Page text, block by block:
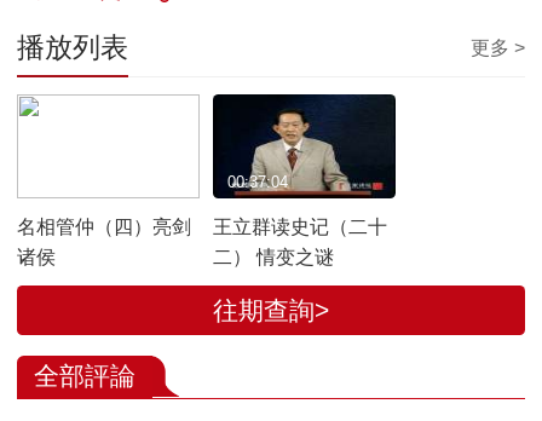
播放列表 更多 >
名相管仲（四）亮剑
诸侯
王立群读史记（二十
二） 情变之谜
00:37:04
往期查詢>
全部評論